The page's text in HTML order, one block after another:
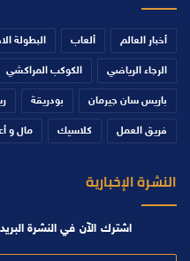
أخبار العالم ألعاب البطولة
الرجاء الرياضي الكوكب المراكشي
باريس سان جيرمان بودريقة
فريق العمل كلاسيك مال و
النشرة الإخبارية
اشترك الآن في النشرة